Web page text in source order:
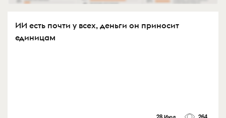
ИИ есть почти у всех, деньги он приносит
единицам